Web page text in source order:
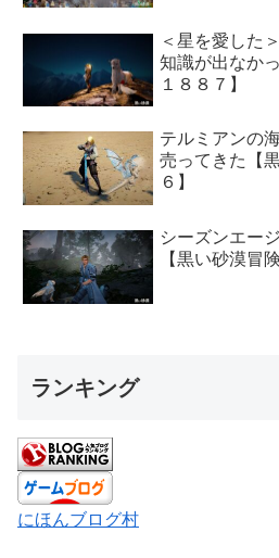
＜星を愛した
知識が出なか
１８８７】
テルミアンの
売ってきた【
６】
シーズンエー
【黒い砂漠冒
ランキング
にほんブログ村